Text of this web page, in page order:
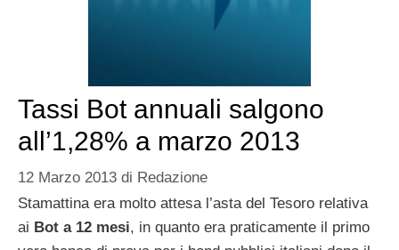
Tassi Bot annuali salgono
all’1,28% a marzo 2013
12 Marzo 2013 di Redazione
Stamattina era molto attesa l’asta del Tesoro relativa
ai Bot a 12 mesi, in quanto era praticamente il primo